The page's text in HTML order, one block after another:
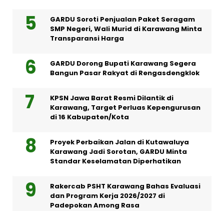
GARDU Soroti Penjualan Paket Seragam
SMP Negeri, Wali Murid di Karawang Minta
Transparansi Harga
GARDU Dorong Bupati Karawang Segera
Bangun Pasar Rakyat di Rengasdengklok
KPSN Jawa Barat Resmi Dilantik di
Karawang, Target Perluas Kepengurusan
di 16 Kabupaten/Kota
Proyek Perbaikan Jalan di Kutawaluya
Karawang Jadi Sorotan, GARDU Minta
Standar Keselamatan Diperhatikan
Rakercab PSHT Karawang Bahas Evaluasi
dan Program Kerja 2026/2027 di
Padepokan Among Rasa